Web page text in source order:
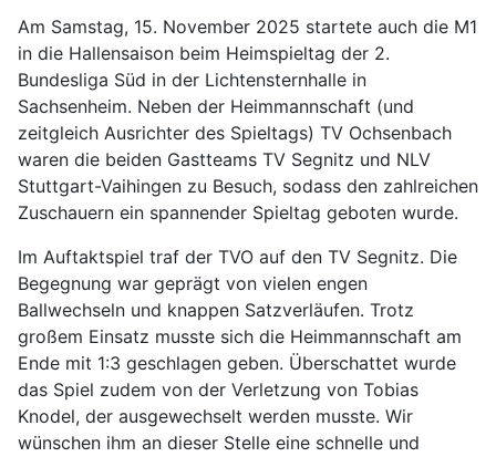
Am Samstag, 15. November 2025 startete auch die M1
in die Hallensaison beim Heimspieltag der 2.
Bundesliga Süd in der Lichtensternhalle in
Sachsenheim. Neben der Heimmannschaft (und
zeitgleich Ausrichter des Spieltags) TV Ochsenbach
waren die beiden Gastteams TV Segnitz und NLV
Stuttgart-Vaihingen zu Besuch, sodass den zahlreichen
Zuschauern ein spannender Spieltag geboten wurde.
Im Auftaktspiel traf der TVO auf den TV Segnitz. Die
Begegnung war geprägt von vielen engen
Ballwechseln und knappen Satzverläufen. Trotz
großem Einsatz musste sich die Heimmannschaft am
Ende mit 1:3 geschlagen geben. Überschattet wurde
das Spiel zudem von der Verletzung von Tobias
Knodel, der ausgewechselt werden musste. Wir
wünschen ihm an dieser Stelle eine schnelle und